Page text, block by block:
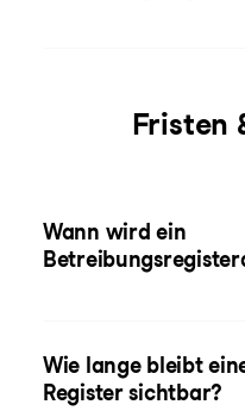
Fristen
Wann wird ein
Wie lange bleibt
Register sichtbar?